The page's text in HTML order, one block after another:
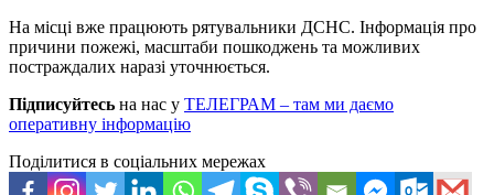
На місці вже працюють рятувальники ДСНС. Інформація про
причини пожежі, масштаби пошкоджень та можливих
постраждалих наразі уточнюється.
Підписуйтесь на нас у ТЕЛЕГРАМ – там ми даємо
оперативну інформацію
Поділитися в соціальних мережах